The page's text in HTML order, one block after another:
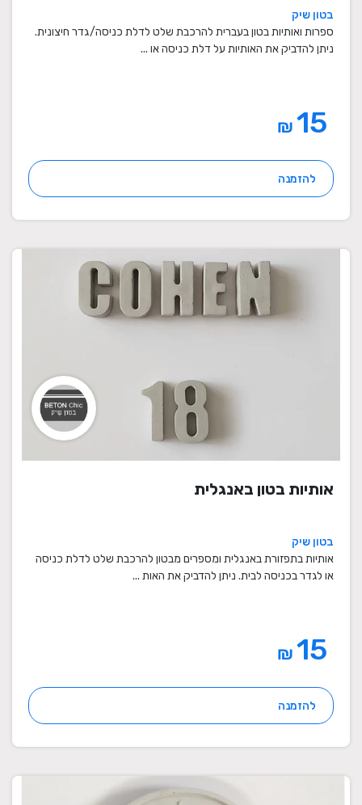
בטון שיק
ספרות ואותיות בטון בעברית להרכבת שלט לדלת כניסה/גדר חיצונית.
ניתן להדביק את האותיות על דלת כניסה או ...
₪
להזמנה
אותיות בטון באנגלית
בטון שיק
אותיות בתפזורת באנגלית ומספרים מבטון להרכבת שלט לדלת כניסה
או לגדר בכניסה לבית. ניתן להדביק את האות ...
₪
להזמנה